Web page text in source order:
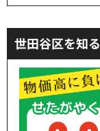
世田谷区を知る